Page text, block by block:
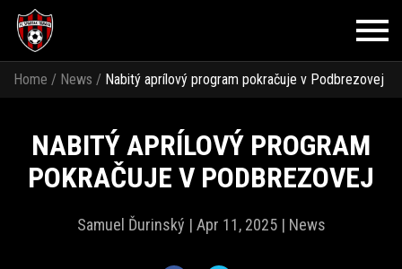
Home / News / Nabitý aprílový program pokračuje v Podbrezovej
NABITÝ APRÍLOVÝ PROGRAM
POKRAČUJE V PODBREZOVEJ
Samuel Ďurinský | Apr 11, 2025 | News